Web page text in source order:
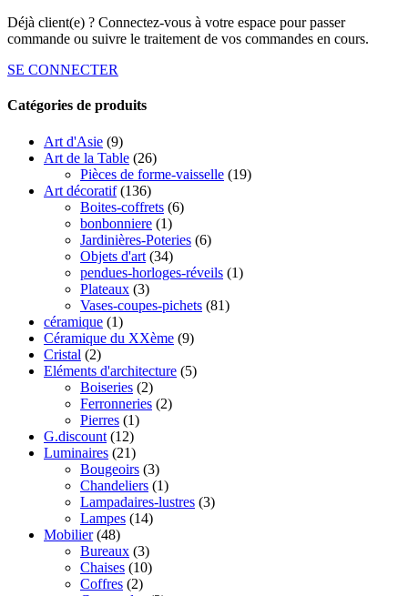
Déjà client(e) ? Connectez-vous à votre espace pour passer
commande ou suivre le traitement de vos commandes en cours.
SE CONNECTER
Catégories de produits
Art d'Asie (9)
Art de la Table (26)
Pièces de forme-vaisselle (19)
Art décoratif (136)
Boites-coffrets (6)
bonbonniere (1)
Jardinières-Poteries (6)
Objets d'art (34)
pendues-horloges-réveils (1)
Plateaux (3)
Vases-coupes-pichets (81)
céramique (1)
Céramique du XXème (9)
Cristal (2)
Eléments d'architecture (5)
Boiseries (2)
Ferronneries (2)
Pierres (1)
G.discount (12)
Luminaires (21)
Bougeoirs (3)
Chandeliers (1)
Lampadaires-lustres (3)
Lampes (14)
Mobilier (48)
Bureaux (3)
Chaises (10)
Coffres (2)